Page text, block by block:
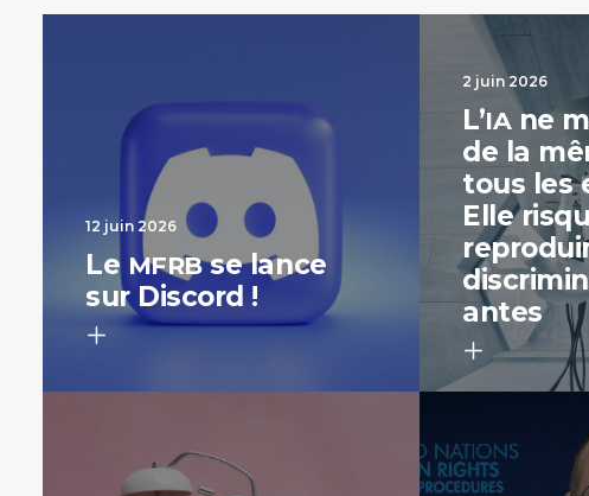
12 juin 2026
Le MFRBse lance
sur Discord !
2 juin 2026
L’IAne
de la
tous les
Elle
antes